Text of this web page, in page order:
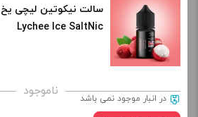
نیکوتین:
برای فعال شدن سبد خرید و نمایش قیمت
از کادر بالا انتخاب کنید.
Lychee Ice SaltNic
ناموجود در انبار موجود نمی باشد